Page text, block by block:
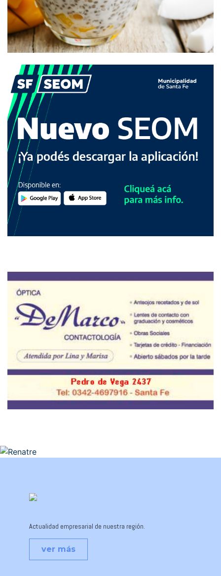
Actualidad empresarial de nuestra región.
ver más